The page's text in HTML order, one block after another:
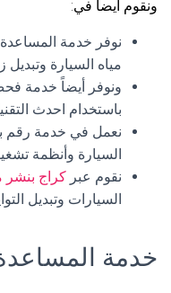
ونقوم أيضا في:
نوفر خدمة
مياه السيارة وتبديل
ونوفر أيضاً خدمة
باستخدام احدث
نعمل في خدمة رقم
السيارة وأنظمة
نقوم عبر كراج بنشر
السيارات وتبديل
خدمة